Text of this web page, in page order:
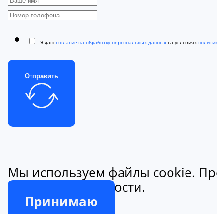
Я даю согласие на обработку персональных данных на условиях
Отправить
Мы используем файлы cookie.
конфиденциальности.
Принимаю